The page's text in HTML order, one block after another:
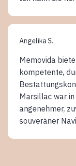
Angelika S.
Memovida
kompetente,
Marsillac war
angenehmer,
souveräner